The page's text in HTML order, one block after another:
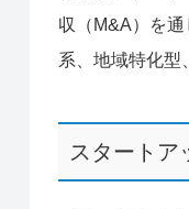
収（M&A）を
系、地域特化型
スタートア